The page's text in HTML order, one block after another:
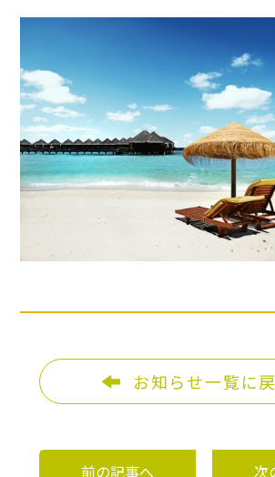
お知らせ一覧に
前の記事へ 次